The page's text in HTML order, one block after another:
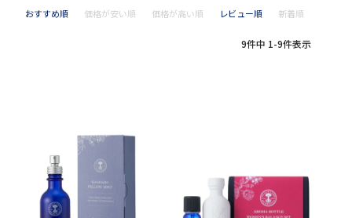
おすすめ順
価格が安い順 価格が高い順 レビュー順 新着順
9件中 1-9件表示